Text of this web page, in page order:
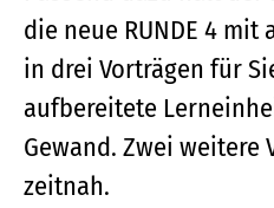
die neue RUNDE 4
in drei Vorträgen für
aufbereitete
Gewand. Zwei weitere
zeitnah.